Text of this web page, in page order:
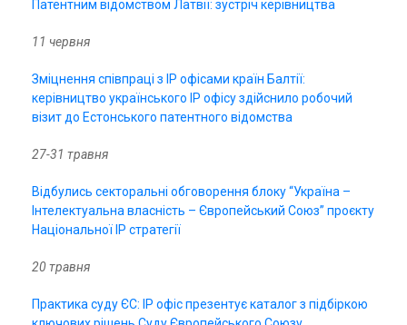
Патентним відомством Латвії: зустріч керівництва
11 червня
Зміцнення співпраці з ІР офісами країн Балтії:
керівництво українського ІР офісу здійснило робочий
візит до Естонського патентного відомства
27-31 травня
Відбулись секторальні обговорення блоку “Україна –
Інтелектуальна власність – Європейський Союз” проєкту
Національної ІР стратегії
20 травня
Практика суду ЄС: IP офіс презентує каталог з підбіркою